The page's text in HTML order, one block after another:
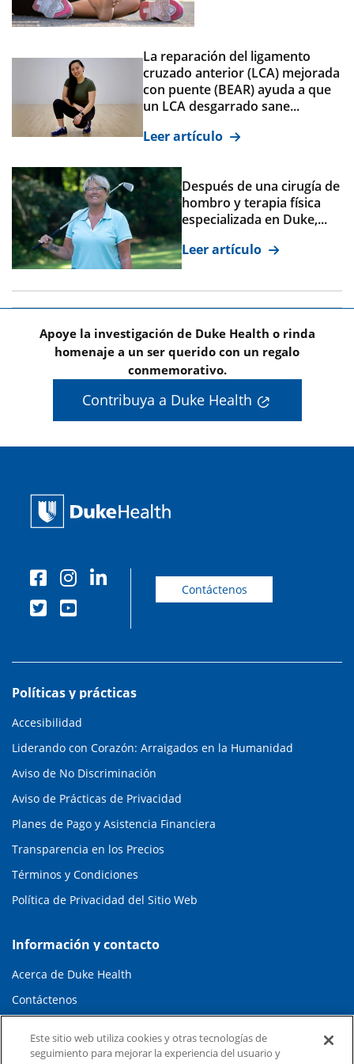
La reparación del ligamento
cruzado anterior (LCA) mejorada
con puente (BEAR) ayuda a que
un LCA desgarrado sane...
Leer artículo
Después de una cirugía de
hombro y terapia física
especializada en Duke,...
Leer artículo
Apoye la investigación de Duke Health o rinda
homenaje a un ser querido con un regalo
conmemorativo.
Contribuya a Duke Health
Contáctenos
Políticas y prácticas
Accesibilidad
Liderando con Corazón: Arraigados en la Humanidad
Aviso de No Discriminación
Aviso de Prácticas de Privacidad
Planes de Pago y Asistencia Financiera
Transparencia en los Precios
Términos y Condiciones
Política de Privacidad del Sitio Web
Información y contacto
Acerca de Duke Health
Contáctenos
Sala de Prensa de Duke Health
Este sitio web utiliza cookies y otras tecnologías de
seguimiento para mejorar la experiencia del usuario y